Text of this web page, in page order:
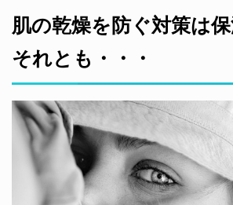
肌の乾燥を防ぐ対策は
それとも・・・